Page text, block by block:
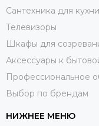
Сантехника для кухни
Телевизоры
Шкафы для
Аксессуары к
Профессиональное
Выбор по брендам
НИЖНЕЕ МЕНЮ